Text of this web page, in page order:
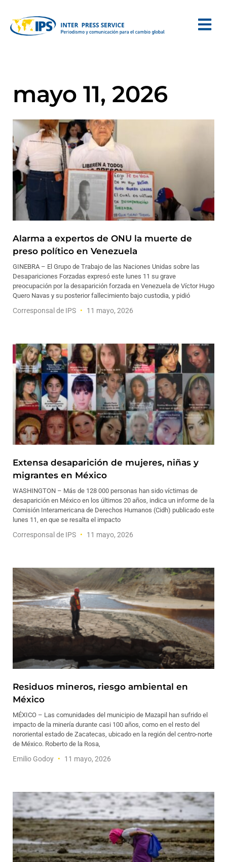
mayo 11, 2026
Alarma a expertos de ONU la muerte de
preso político en Venezuela
GINEBRA – El Grupo de Trabajo de las Naciones Unidas sobre las
Desapariciones Forzadas expresó este lunes 11 su grave
preocupación por la desaparición forzada en Venezuela de Víctor Hugo
Quero Navas y su posterior fallecimiento bajo custodia, y pidió
Corresponsal de IPS 11 mayo, 2026
Extensa desaparición de mujeres, niñas y
migrantes en México
WASHINGTON – Más de 128 000 personas han sido víctimas de
desaparición en México en los últimos 20 años, indica un informe de la
Comisión Interamericana de Derechos Humanos (Cidh) publicado este
lunes 11, en que se resalta el impacto
Corresponsal de IPS 11 mayo, 2026
Residuos mineros, riesgo ambiental en
México
MÉXICO – Las comunidades del municipio de Mazapil han sufrido el
impacto de la minería durante casi 100 años, como en el resto del
nororiental estado de Zacatecas, ubicado en la región del centro-norte
de México. Roberto de la Rosa,
Emilio Godoy 11 mayo, 2026